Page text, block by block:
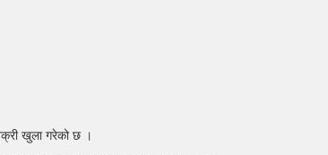
खुला गरेको छ ।